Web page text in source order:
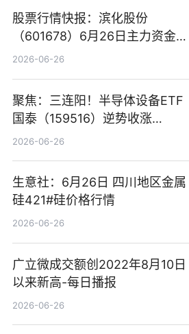
股票行情快报：滨化股份
（601678）6月26日主力资金净
卖出5964.34万元
2026-06-26
聚焦：三连阳！半导体设备ETF
国泰（159516）逆势收涨
3.5%，近10日累计净流入超65
2026-06-26
生意社：6月26日 四川地区金属
硅421#硅价格行情
2026-06-26
广立微成交额创2022年8月10日
以来新高-每日播报
2026-06-26